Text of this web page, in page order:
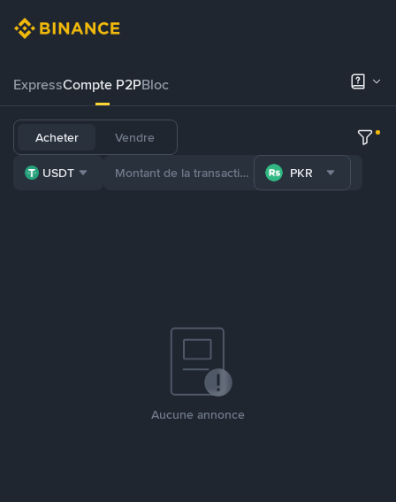
ExpressCompte P2PBloc
Acheter Vendre
USDT PKR
Aucune annonce